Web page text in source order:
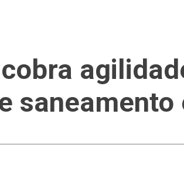
saneamento